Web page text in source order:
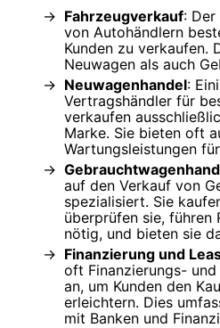
Fahrzeugverkauf:
von Autohändlern
Kunden zu verkaufen.
Neuwagen als auch
Neuwagenhandel:
Vertragshändler für
verkaufen
Marke. Sie bieten oft
Wartungsleistungen
auf den Verkauf von
spezialisiert. Sie
überprüfen sie, führen
nötig, und bieten sie
Finanzierung und
oft Finanzierungs-
an, um Kunden den
erleichtern. Dies
mit Banken und